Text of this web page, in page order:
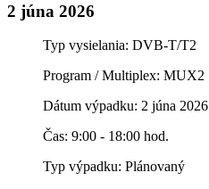
2 júna 2026
Typ vysielania: DVB-T/T2
Program / Multiplex: MUX2
Dátum výpadku: 2 júna 2026
Čas: 9:00 - 18:00 hod.
Typ výpadku: Plánovaný